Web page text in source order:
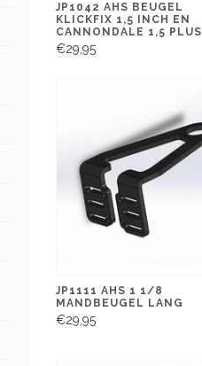
JP1042 AHS BEUGEL
KLICKFIX 1,5 INCH EN
CANNONDALE 1,5 PLUS
€29,95
JP1111 AHS 1 1/8
MANDBEUGEL LANG
€29,95